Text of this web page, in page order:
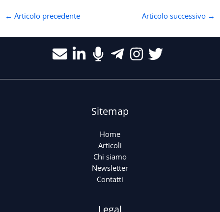
← Articolo precedente Articolo successivo →
Sitemap
Home
Articoli
Chi siamo
Newsletter
Contatti